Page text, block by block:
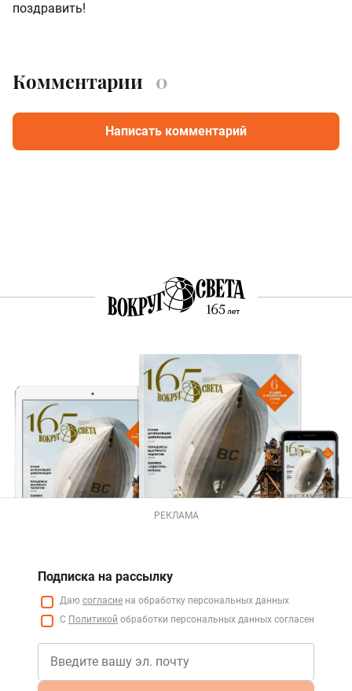
поздравить!
Комментарии 0
Написать комментарий
РЕКЛАМА
Подписка на рассылку
Даю согласие на обработку персональных данных
С Политикой обработки персональных данных согласен